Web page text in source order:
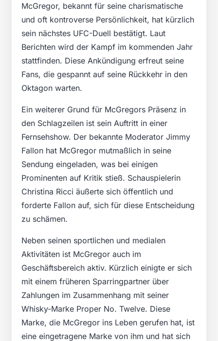
McGregor, bekannt für seine charismatische
und oft kontroverse Persönlichkeit, hat kürzlich
sein nächstes UFC-Duell bestätigt. Laut
Berichten wird der Kampf im kommenden Jahr
stattfinden. Diese Ankündigung erfreut seine
Fans, die gespannt auf seine Rückkehr in den
Oktagon warten.
Ein weiterer Grund für McGregors Präsenz in
den Schlagzeilen ist sein Auftritt in einer
Fernsehshow. Der bekannte Moderator Jimmy
Fallon hat McGregor mutmaßlich in seine
Sendung eingeladen, was bei einigen
Prominenten auf Kritik stieß. Schauspielerin
Christina Ricci äußerte sich öffentlich und
forderte Fallon auf, sich für diese Entscheidung
zu schämen.
Neben seinen sportlichen und medialen
Aktivitäten ist McGregor auch im
Geschäftsbereich aktiv. Kürzlich einigte er sich
mit einem früheren Sparringpartner über
Zahlungen im Zusammenhang mit seiner
Whisky-Marke Proper No. Twelve. Diese
Marke, die McGregor ins Leben gerufen hat, ist
eine eingetragene Marke von ihm und hat sich